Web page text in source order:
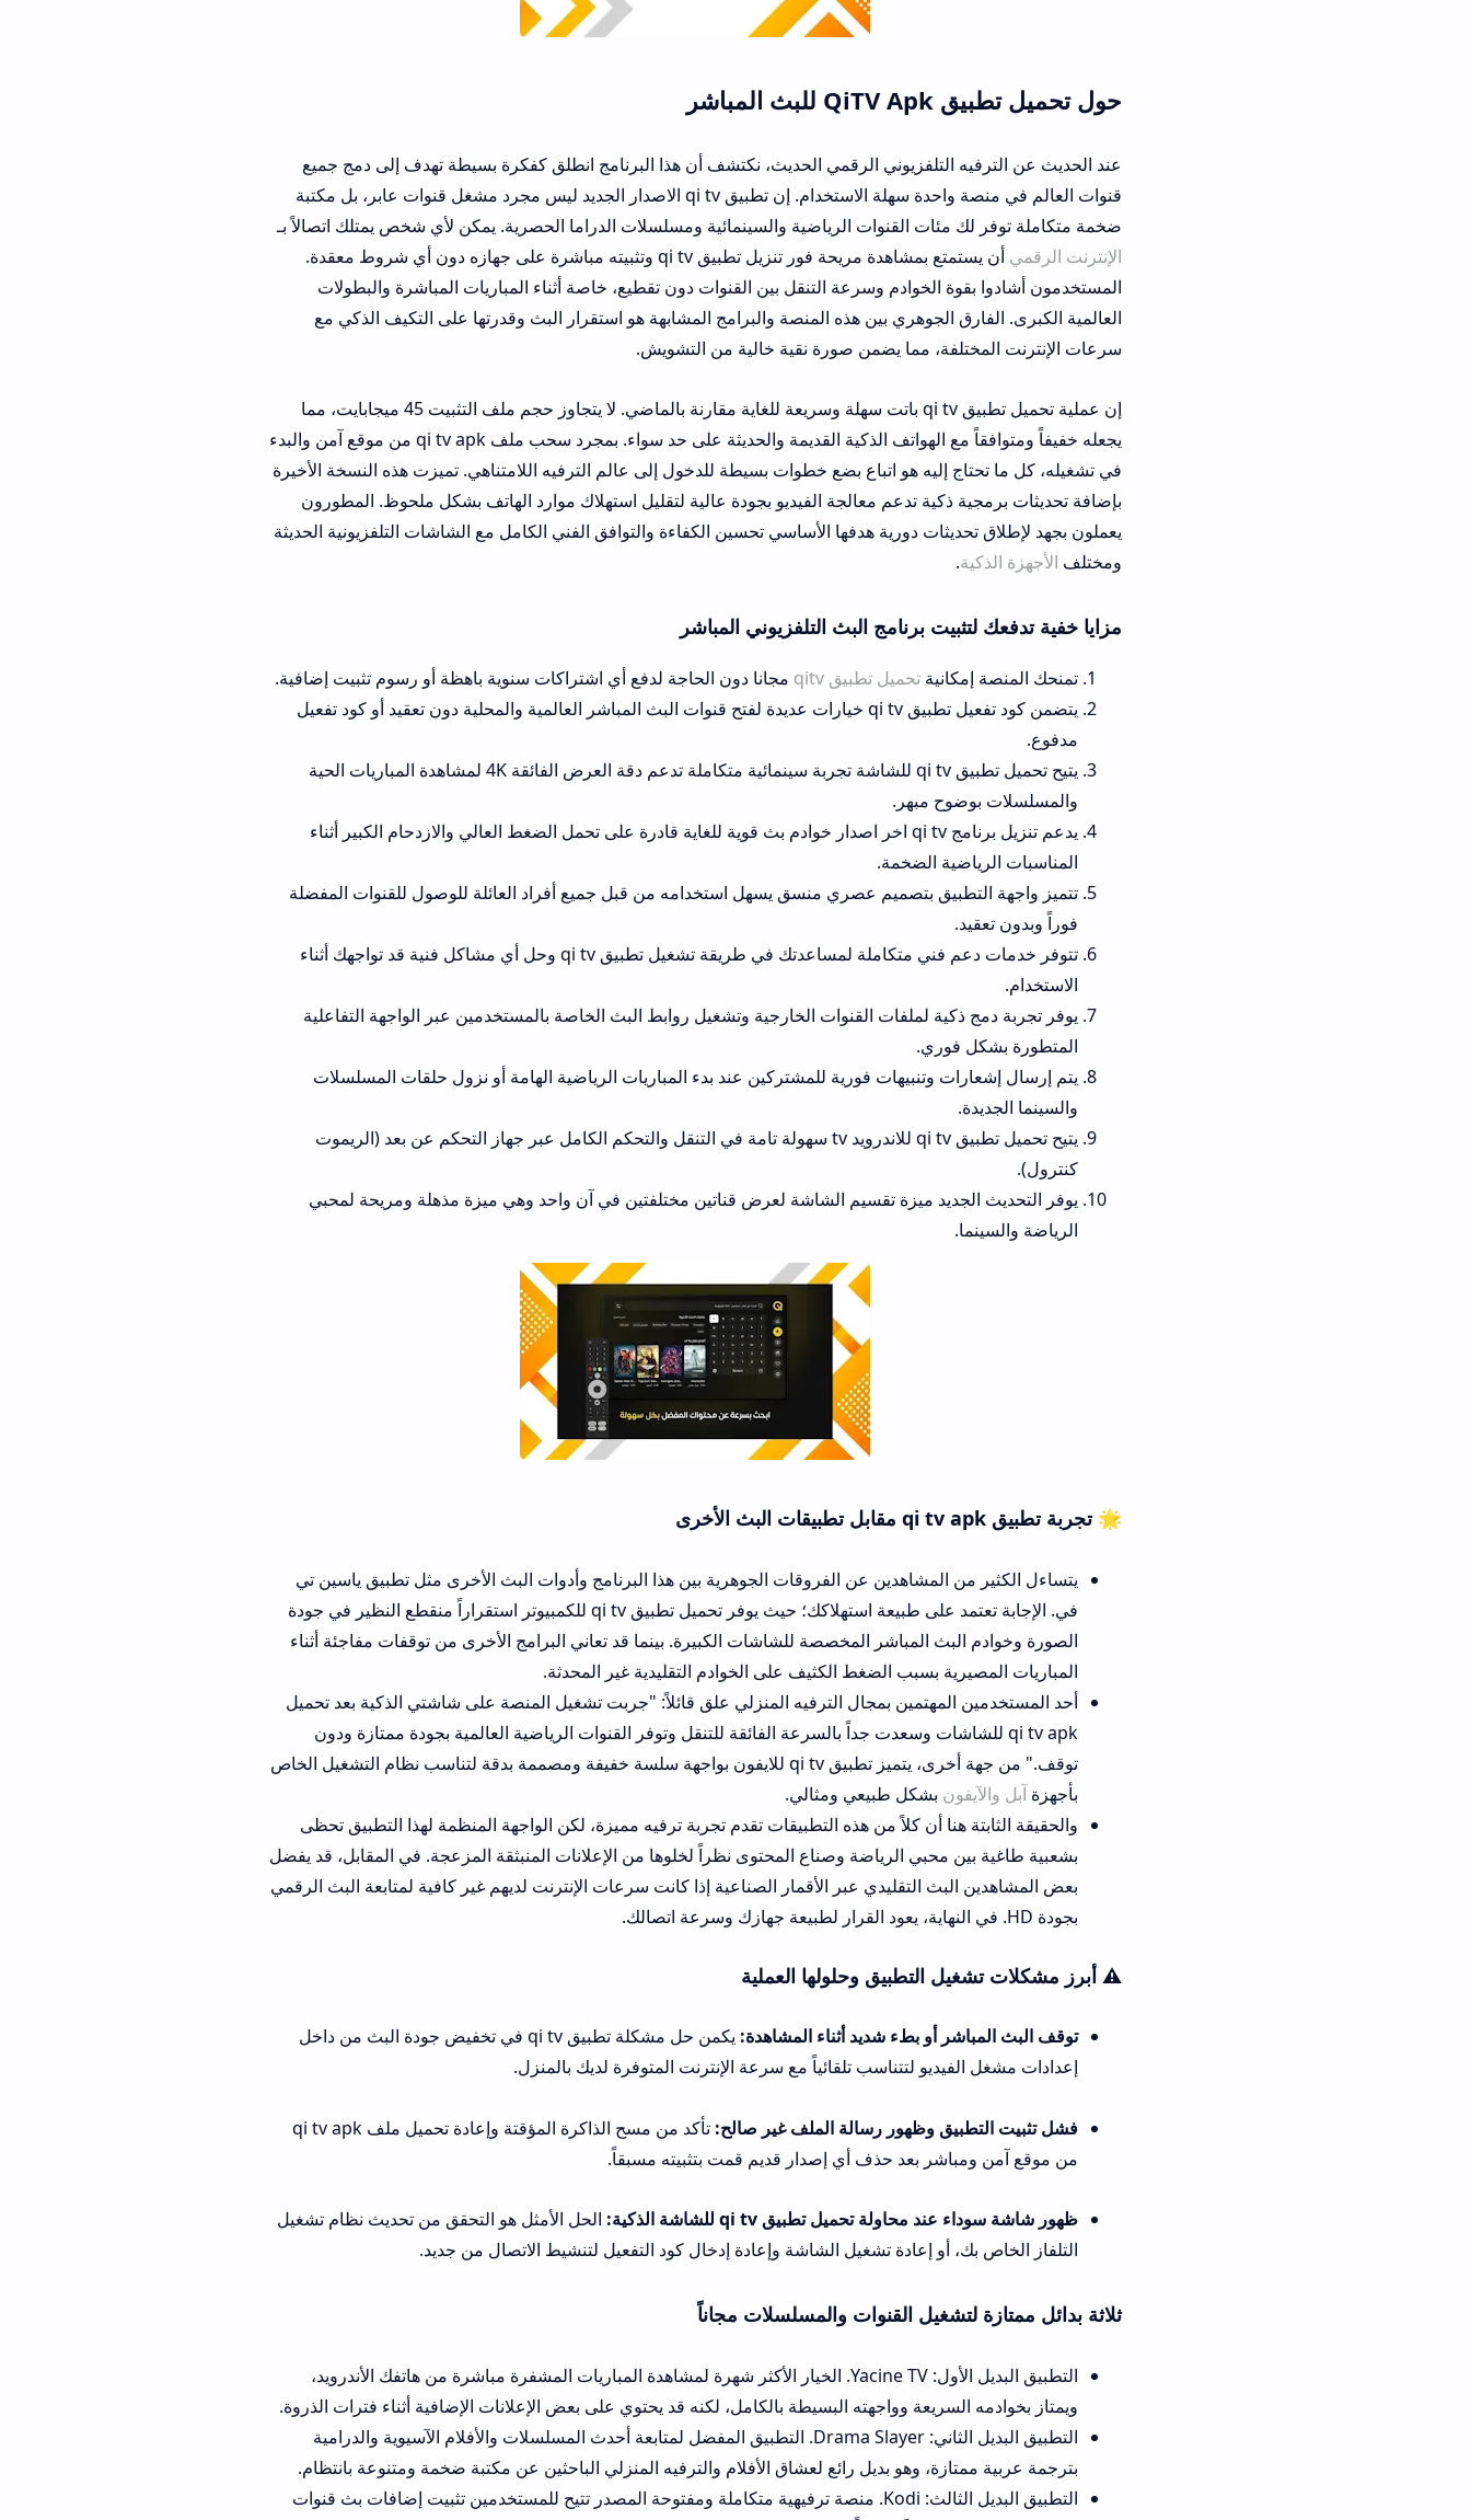
حول تحميل تطبيق QiTV Apk للبث المباشر
عند الحديث عن الترفيه التلفزيوني الرقمي الحديث، نكتشف أن هذا البرنامج انطلق كفكرة بسيطة تهدف إلى دمج جميع
قنوات العالم في منصة واحدة سهلة الاستخدام. إن تطبيق qi tv الاصدار الجديد ليس مجرد مشغل قنوات عابر، بل مكتبة
ضخمة متكاملة توفر لك مئات القنوات الرياضية والسينمائية ومسلسلات الدراما الحصرية. يمكن لأي شخص يمتلك اتصالاً بـ
أن يستمتع بمشاهدة مريحة فور تنزيل تطبيق qi tv وتثبيته مباشرة على جهازه دون أي شروط معقدة.
المستخدمون أشادوا بقوة الخوادم وسرعة التنقل بين القنوات دون تقطيع، خاصة أثناء المباريات المباشرة والبطولات
العالمية الكبرى. الفارق الجوهري بين هذه المنصة والبرامج المشابهة هو استقرار البث وقدرتها على التكيف الذكي مع
سرعات الإنترنت المختلفة، مما يضمن صورة نقية خالية من التشويش.
إن عملية تحميل تطبيق qi tv باتت سهلة وسريعة للغاية مقارنة بالماضي. لا يتجاوز حجم ملف التثبيت 45 ميجابايت، مما
يجعله خفيفاً ومتوافقاً مع الهواتف الذكية القديمة والحديثة على حد سواء. بمجرد سحب ملف qi tv apk من موقع آمن والبدء
في تشغيله، كل ما تحتاج إليه هو اتباع بضع خطوات بسيطة للدخول إلى عالم الترفيه اللامتناهي. تميزت هذه النسخة الأخيرة
بإضافة تحديثات برمجية ذكية تدعم معالجة الفيديو بجودة عالية لتقليل استهلاك موارد الهاتف بشكل ملحوظ. المطورون
يعملون بجهد لإطلاق تحديثات دورية هدفها الأساسي تحسين الكفاءة والتوافق الفني الكامل مع الشاشات التلفزيونية الحديثة
الأجهزة الذكية.
مزايا خفية تدفعك لتثبيت برنامج البث التلفزيوني المباشر
تمنحك المنصة إمكانيةتحميل تطبيق qitv
مجانا دون الحاجة لدفع أي اشتراكات سنوية باهظة أو رسوم تثبيت إضافية.
يتضمن كود تفعيل تطبيق qi tv خيارات عديدة لفتح قنوات البث المباشر العالمية والمحلية دون تعقيد أو كود تفعيل
يتيح تحميل تطبيق qi tv للشاشة تجربة سينمائية متكاملة تدعم دقة العرض الفائقة 4K لمشاهدة المباريات الحية
والمسلسلات بوضوح مبهر.
يدعم تنزيل برنامج qi tv اخر اصدار خوادم بث قوية للغاية قادرة على تحمل الضغط العالي والازدحام الكبير أثناء
المناسبات الرياضية الضخمة.
تتميز واجهة التطبيق بتصميم عصري منسق يسهل استخدامه من قبل جميع أفراد العائلة للوصول للقنوات المفضلة
تتوفر خدمات دعم فني متكاملة لمساعدتك في طريقة تشغيل تطبيق qi tv وحل أي مشاكل فنية قد تواجهك أثناء
يوفر تجربة دمج ذكية لملفات القنوات الخارجية وتشغيل روابط البث الخاصة بالمستخدمين عبر الواجهة التفاعلية
المتطورة بشكل فوري.
يتم إرسال إشعارات وتنبيهات فورية للمشتركين عند بدء المباريات الرياضية الهامة أو نزول حلقات المسلسلات
يتيح تحميل تطبيق qi tv للاندرويد tv سهولة تامة في التنقل والتحكم الكامل عبر جهاز التحكم عن بعد (الريموت
يوفر التحديث الجديد ميزة تقسيم الشاشة لعرض قناتين مختلفتين في آن واحد وهي ميزة مذهلة ومريحة لمحبي
🌟 تجربة تطبيق qi tv apk مقابل تطبيقات البث الأخرى
يتساءل الكثير من المشاهدين عن الفروقات الجوهرية بين هذا البرنامج وأدوات البث الأخرى مثل تطبيق ياسين تي
في. الإجابة تعتمد على طبيعة استهلاكك؛ حيث يوفر تحميل تطبيق qi tv للكمبيوتر استقراراً منقطع النظير في جودة
الصورة وخوادم البث المباشر المخصصة للشاشات الكبيرة. بينما قد تعاني البرامج الأخرى من توقفات مفاجئة أثناء
المباريات المصيرية بسبب الضغط الكثيف على الخوادم التقليدية غير المحدثة.
أحد المستخدمين المهتمين بمجال الترفيه المنزلي علق قائلاً: "جربت تشغيل المنصة على شاشتي الذكية بعد تحميل
qi tv apk للشاشات وسعدت جداً بالسرعة الفائقة للتنقل وتوفر القنوات الرياضية العالمية بجودة ممتازة ودون
توقف." من جهة أخرى، يتميز تطبيق qi tv للايفون بواجهة سلسة خفيفة ومصممة بدقة لتناسب نظام التشغيل الخاص
آبل والآيفونبشكل طبيعي ومثالي.
والحقيقة الثابتة هنا أن كلاً من هذه التطبيقات تقدم تجربة ترفيه مميزة، لكن الواجهة المنظمة لهذا التطبيق تحظى
بشعبية طاغية بين محبي الرياضة وصناع المحتوى نظراً لخلوها من الإعلانات المنبثقة المزعجة. في المقابل، قد يفضل
بعض المشاهدين البث التقليدي عبر الأقمار الصناعية إذا كانت سرعات الإنترنت لديهم غير كافية لمتابعة البث الرقمي
⚠️ أبرز مشكلات تشغيل التطبيق وحلولها العملية
توقف البث المباشر أو بطء شديد أثناء المشاهدة:
يكمن حل مشكلة تطبيق qi tv في تخفيض جودة البث من داخل
إعدادات مشغل الفيديو لتتناسب تلقائياً مع سرعة الإنترنت المتوفرة لديك بالمنزل.
فشل تثبيت التطبيق وظهور رسالة الملف غير صالح:
تأكد من مسح الذاكرة المؤقتة وإعادة تحميل ملف qi tv apk
من موقع آمن ومباشر بعد حذف أي إصدار قديم قمت بتثبيته مسبقاً.
ظهور شاشة سوداء عند محاولة تحميل تطبيق qi tv للشاشة الذكية:
الحل الأمثل هو التحقق من تحديث نظام تشغيل
التلفاز الخاص بك، أو إعادة تشغيل الشاشة وإعادة إدخال كود التفعيل لتنشيط الاتصال من جديد.
ثلاثة بدائل ممتازة لتشغيل القنوات والمسلسلات مجاناً
التطبيق البديل الأول: Yacine TV. الخيار الأكثر شهرة لمشاهدة المباريات المشفرة مباشرة من هاتفك الأندرويد،
ويمتاز بخوادمه السريعة وواجهته البسيطة بالكامل، لكنه قد يحتوي على بعض الإعلانات الإضافية أثناء فترات الذروة.
التطبيق البديل الثاني: Drama Slayer. التطبيق المفضل لمتابعة أحدث المسلسلات والأفلام الآسيوية والدرامية
بترجمة عربية ممتازة، وهو بديل رائع لعشاق الأفلام والترفيه المنزلي الباحثين عن مكتبة ضخمة ومتنوعة بانتظام.
التطبيق البديل الثالث: Kodi. منصة ترفيهية متكاملة ومفتوحة المصدر تتيح للمستخدمين تثبيت إضافات بث قنوات